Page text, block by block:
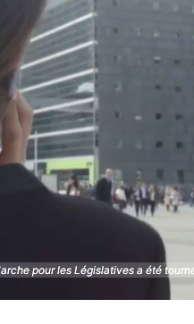
pour les Législatives a été
pour les Législatives a été